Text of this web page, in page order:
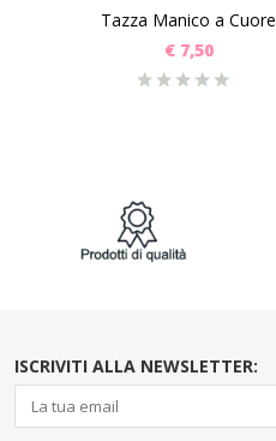
SCEGLI
Tazza Manico a Cuore
€7,50
ISCRIVITI ALLA NEWSLETTER: